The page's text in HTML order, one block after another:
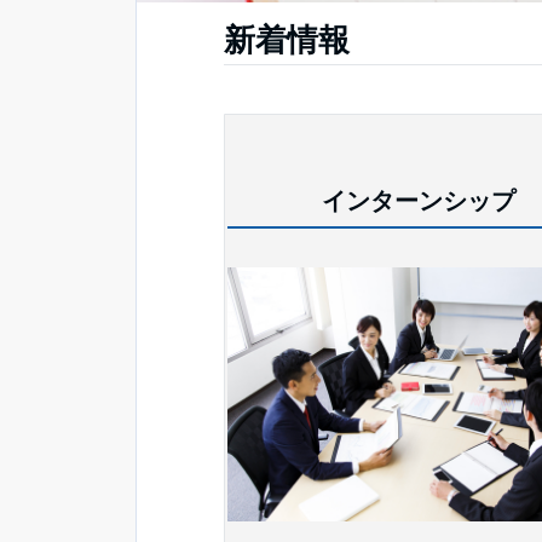
新着情報
インターンシップ